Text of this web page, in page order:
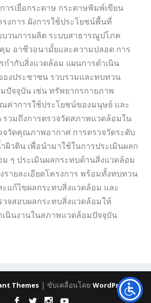
รเยื่อกระดาษ กระดาษพิมพ์เขียน
งการ ผังการใช้ประโยชน์พื้นที่
บวนการผลิต ระบบสาธารณูปโภค
ม อาชีวอนามั้ยและความปลอด การ
ำกับสิ่งแวดล้อม แผนการดำเนิน
องประชาชน รวบรวมและทบทวน
ปัจจุบัน เช่น ทรัพยากรกายภาพ
ค่าการใช้ประโยชน์ของมนุษย์ และ
มถึงการตรวจวัดสภาพแวดล้อมใน
จวัดคุณภาพอากาศ การตรวจวัดระดับ
ผิวดิน เพื่อนำมาใช้ในการประเมินผลก
ๆ ประเมินผลกระทบด้านสิ่งแวดล้อม
รายละเอียดโครงการ พร้อมทั้งทบทวน
แก้ไขผลกระทบสิ่งแวดล้อม และ
จสอบผลกระทบสิ่งแวดล้อมให้
นินงานในสภาพแวดล้อมปัจจุบัน
Themes | ขับเคลื่อนโดย WordPress